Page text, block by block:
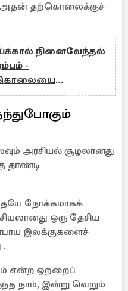
அதன் தற்கொலைக்குச்
நினைவேந்தல்
-
கஞ்சி!
அரசியல் சூழலானது
தாண்டி
நோக்கமாகக்
ஒரு தேசிய
இலக்குகளைச்
.
என்ற ஒற்றைப்
நாம், இன்று வெறும்